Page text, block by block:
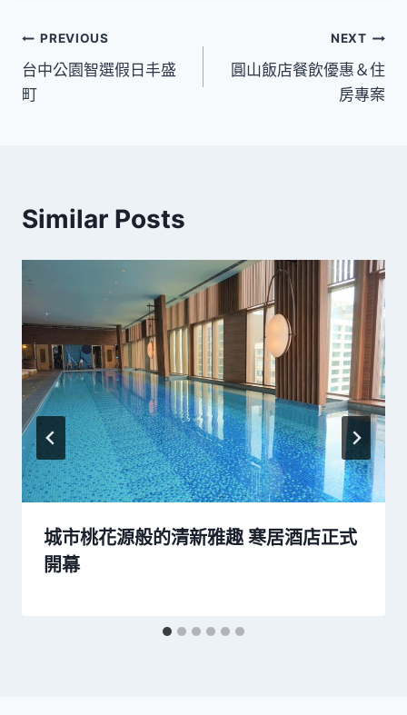
文
章
PREVIOUS
台中公園智選假日丰盛
町
NEXT
圓山飯店餐飲優惠＆住
房專案
Similar Posts
城市桃花源般的清新雅趣 寒居酒店正式
開幕